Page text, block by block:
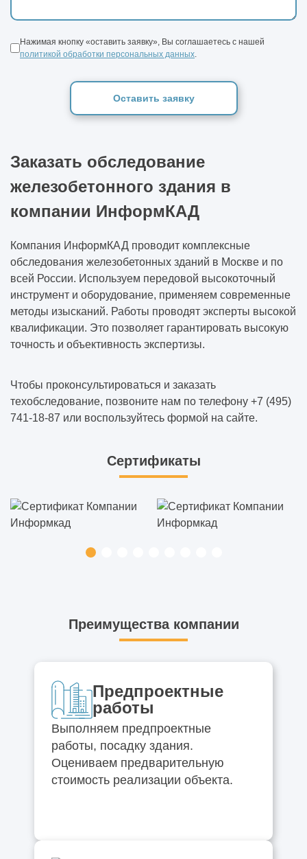
Нажимая кнопку «оставить заявку», Вы соглашаетесь с нашей
политикой обработки персональных данных.
Оставить заявку
Заказать обследование
железобетонного здания в
компании ИнформКАД
Компания ИнформКАД проводит комплексные
обследования железобетонных зданий в Москве и по
всей России. Используем передовой высокоточный
инструмент и оборудование, применяем современные
методы изысканий. Работы проводят эксперты высокой
квалификации. Это позволяет гарантировать высокую
точность и объективность экспертизы.
Чтобы проконсультироваться и заказать
техобследование, позвоните нам по телефону +7 (495)
741-18-87 или воспользуйтесь формой на сайте.
Сертификаты
Преимущества компании
Предпроектные
работы
Выполняем предпроектные
работы, посадку здания.
Оцениваем предварительную
стоимость реализации объекта.